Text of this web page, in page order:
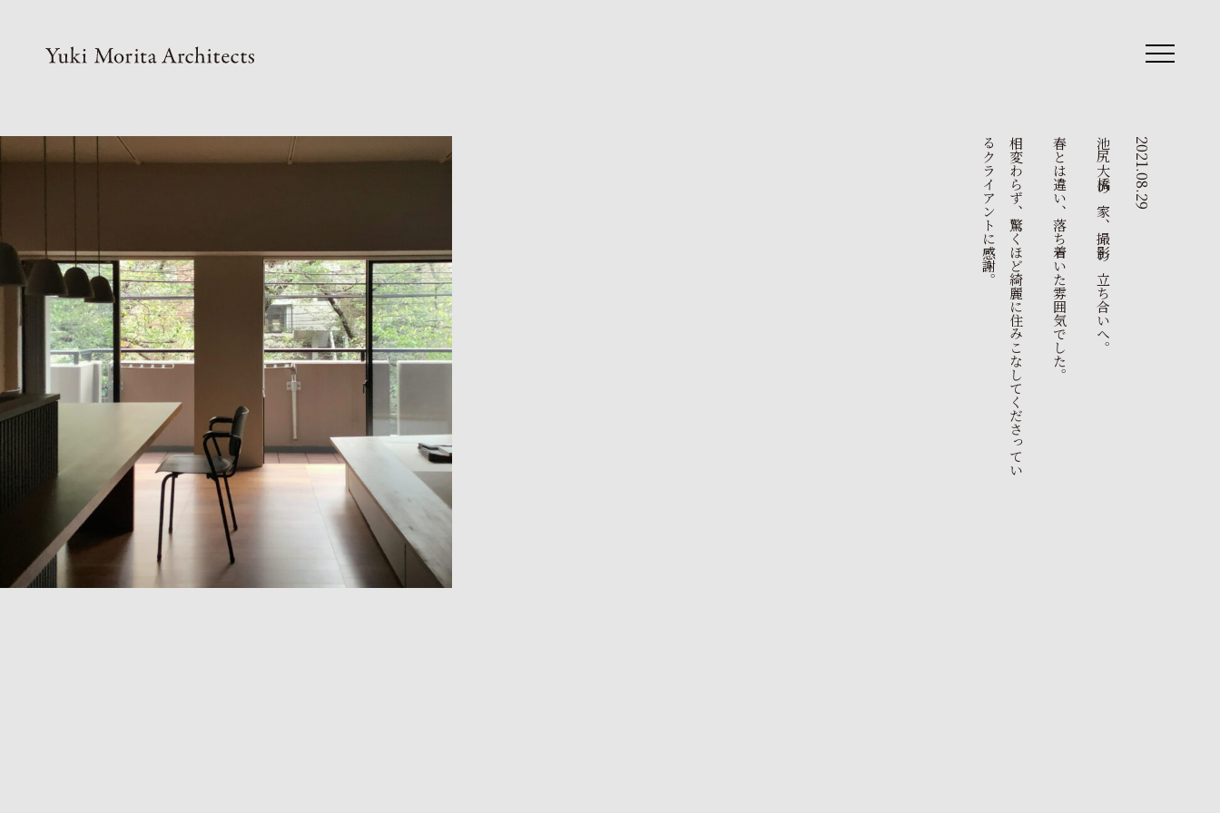
toggle
2021.08.29
池尻大橋の家、撮影の立ち合いへ。
春とは違い、落ち着いた雰囲気でした。
相
変
わ
ら
ず
、
驚
く
ほ
ど
綺
麗
に
住
み
こ
な
し
て
く
だ
さ
っ
て
い
る
ク
ラ
イ
ア
ン
ト
に
感
謝
。